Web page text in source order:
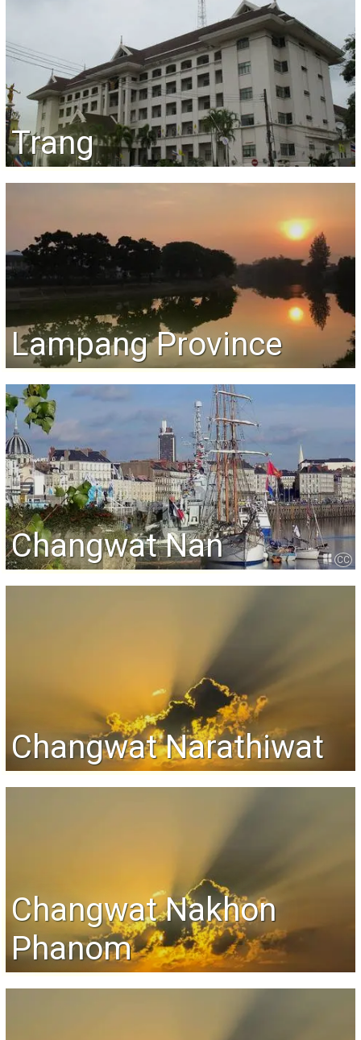
Trang
Lampang Province
Changwat Nan CC
Changwat Narathiwat
Changwat Nakhon
Phanom